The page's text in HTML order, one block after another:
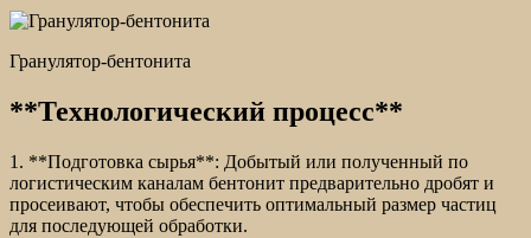
Гранулятор-бентонита
**Технологический процесс**
1. **Подготовка сырья**: Добытый или полученный по
логистическим каналам бентонит предварительно дробят и
просеивают, чтобы обеспечить оптимальный размер частиц
для последующей обработки.